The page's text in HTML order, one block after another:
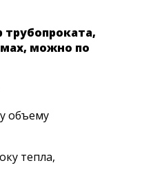
можно по
объему
тепла,